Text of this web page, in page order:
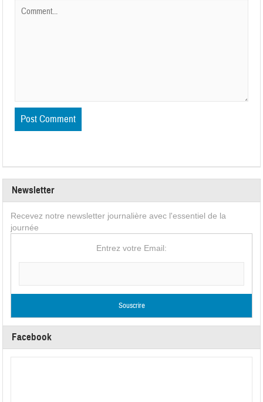
Newsletter
Recevez notre newsletter journalière avec l'essentiel de la
journée
Entrez votre Email:
Facebook